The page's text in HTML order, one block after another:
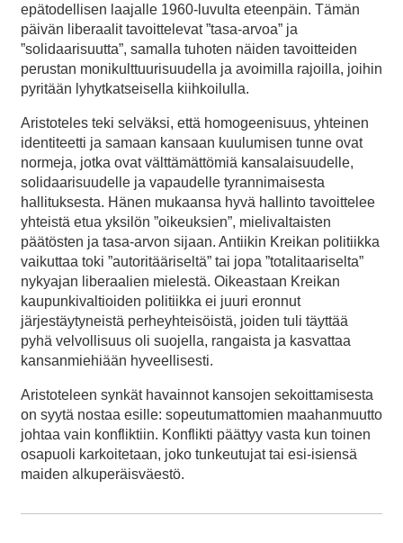
epätodellisen laajalle 1960-luvulta eteenpäin. Tämän
päivän liberaalit tavoittelevat ”tasa-arvoa” ja
”solidaarisuutta”, samalla tuhoten näiden tavoitteiden
perustan monikulttuurisuudella ja avoimilla rajoilla, joihin
pyritään lyhytkatseisella kiihkoilulla.
Aristoteles teki selväksi, että homogeenisuus, yhteinen
identiteetti ja samaan kansaan kuulumisen tunne ovat
normeja, jotka ovat välttämättömiä kansalaisuudelle,
solidaarisuudelle ja vapaudelle tyrannimaisesta
hallituksesta. Hänen mukaansa hyvä hallinto tavoittelee
yhteistä etua yksilön ”oikeuksien”, mielivaltaisten
päätösten ja tasa-arvon sijaan. Antiikin Kreikan politiikka
vaikuttaa toki ”autoritääriseltä” tai jopa ”totalitaariselta”
nykyajan liberaalien mielestä. Oikeastaan Kreikan
kaupunkivaltioiden politiikka ei juuri eronnut
järjestäytyneistä perheyhteisöistä, joiden tuli täyttää
pyhä velvollisuus oli suojella, rangaista ja kasvattaa
kansanmiehiään hyveellisesti.
Aristoteleen synkät havainnot kansojen sekoittamisesta
on syytä nostaa esille: sopeutumattomien maahanmuutto
johtaa vain konfliktiin. Konflikti päättyy vasta kun toinen
osapuoli karkoitetaan, joko tunkeutujat tai esi-isiensä
maiden alkuperäisväestö.